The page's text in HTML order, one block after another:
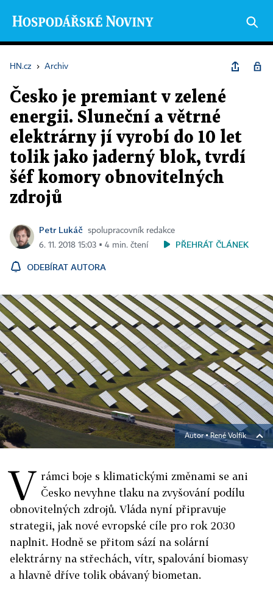
HN.cz › Archiv
Česko je premiant v zelené
energii. Sluneční a větrné
elektrárny jí vyrobí do 10 let
tolik jako jaderný blok, tvrdí
šéf komory obnovitelných
zdrojů
Petr Lukáč
spolupracovník redakce
6. 11. 2018 15:03 ▪ 4 min. čtení
PŘEHRÁT ČLÁNEK
ODEBÍRAT AUTORA
Autor ▪René Volfík
V rámci boje s klimatickými změnami se ani
Česko nevyhne tlaku na zvyšování podílu
obnovitelných zdrojů. Vláda nyní připravuje
strategii, jak nové evropské cíle pro rok 2030
naplnit. Hodně se přitom sází na solární
elektrárny na střechách, vítr, spalování biomasy
a hlavně dříve tolik obávaný biometan.